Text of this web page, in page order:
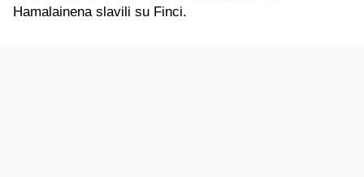
Hamalainena slavili su Finci.